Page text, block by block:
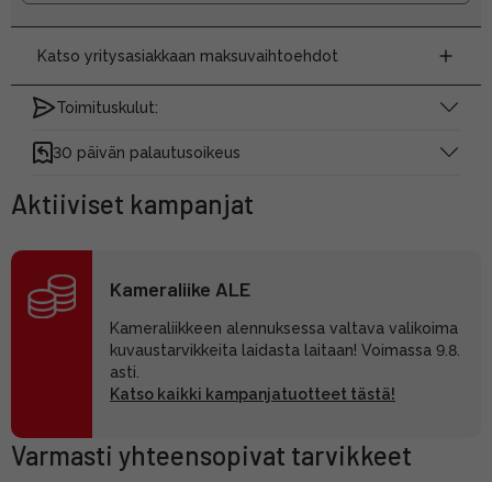
Katso yritysasiakkaan maksuvaihtoehdot
Toimituskulut:
30 päivän palautusoikeus
Aktiiviset kampanjat
Kameraliike ALE
Kameraliikkeen alennuksessa valtava valikoima
kuvaustarvikkeita laidasta laitaan! Voimassa 9.8.
asti.
Katso kaikki kampanjatuotteet tästä!
Varmasti yhteensopivat tarvikkeet